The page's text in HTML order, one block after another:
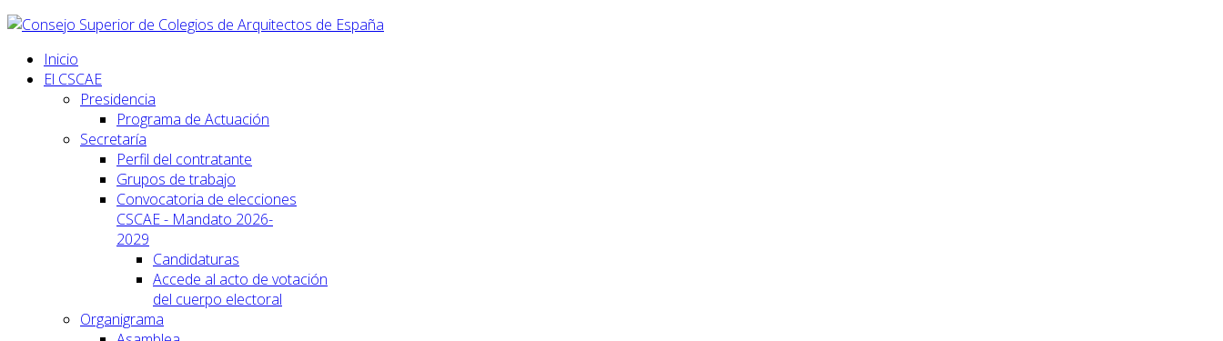
Inicio
El CSCAE
Presidencia
Programa de Actuación
Secretaría
Perfil del contratante
Grupos de trabajo
Convocatoria de elecciones
CSCAE - Mandato 2026-
2029
Candidaturas
Accede al acto de votación
del cuerpo electoral
Organigrama